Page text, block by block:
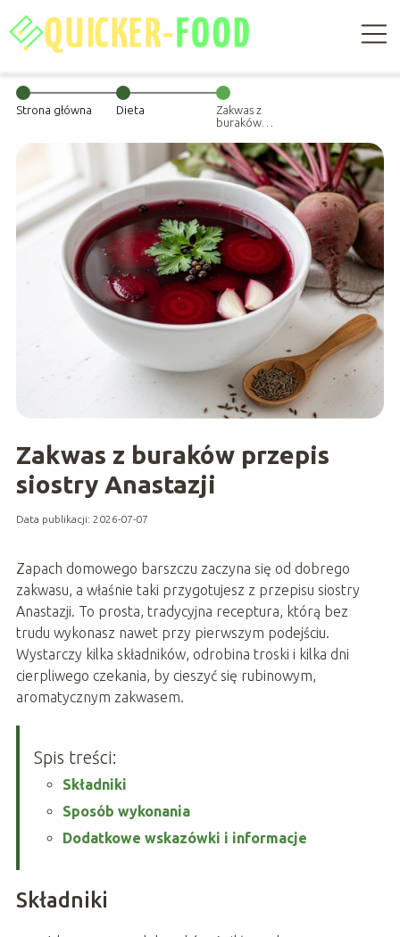
Strona główna Dieta
Zakwas z
buraków
Anastazji
Zakwas z buraków przepis
siostry Anastazji
Data publikacji: 2026-07-07
Zapach domowego barszczu zaczyna się od dobrego
zakwasu, a właśnie taki przygotujesz z przepisu siostry
Anastazji. To prosta, tradycyjna receptura, którą bez
trudu wykonasz nawet przy pierwszym podejściu.
Wystarczy kilka składników, odrobina troski i kilka dni
cierpliwego czekania, by cieszyć się rubinowym,
aromatycznym zakwasem.
Spis treści:
Składniki
Sposób wykonania
Dodatkowe wskazówki i informacje
Składniki